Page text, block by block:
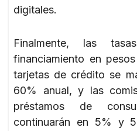
digitales.
Finalmente, las
financiamiento en
tarjetas de crédito se
60% anual, y las
préstamos de
continuarán en 5% y